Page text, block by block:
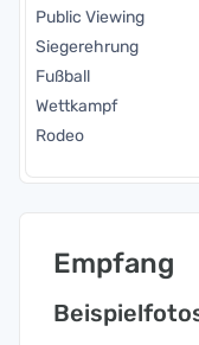
Public Viewing
Siegerehrung
Fußball
Wettkampf
Rodeo
Empfang